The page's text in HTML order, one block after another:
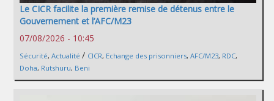
Le CICR facilite la première remise de détenus entre le
Gouvernement et l’AFC/M23
07/08/2026 - 10:45
Sécurité, Actualité / CICR, Echange des prisonniers, AFC/M23, RDC,
Doha, Rutshuru, Beni